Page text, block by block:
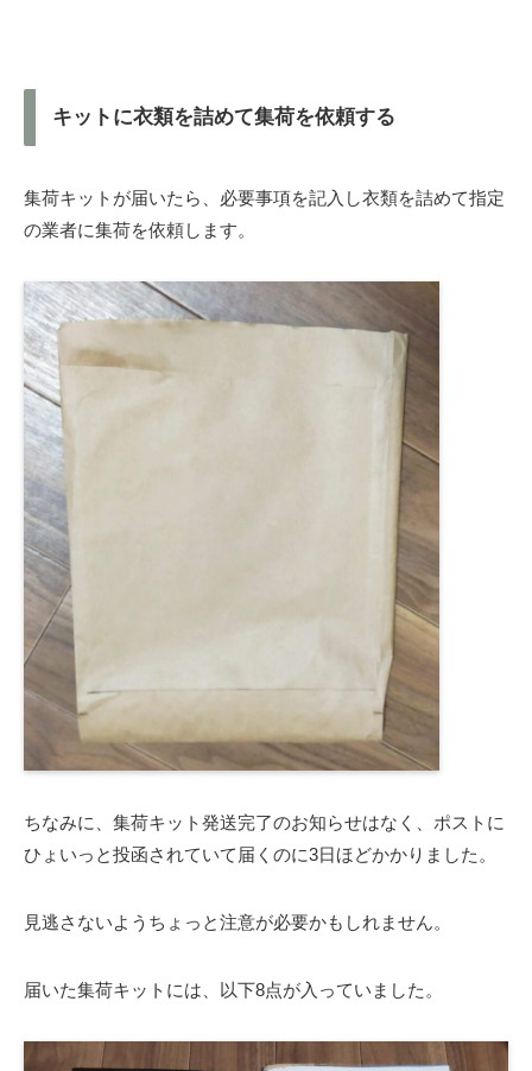
キットに衣類を詰めて集荷を依頼する
集荷キットが届いたら、必要事項を記入し衣類を詰めて指定
の業者に集荷を依頼します。
ちなみに、集荷キット発送完了のお知らせはなく、ポストに
ひょいっと投函されていて届くのに3日ほどかかりました。
見逃さないようちょっと注意が必要かもしれません。
届いた集荷キットには、以下8点が入っていました。